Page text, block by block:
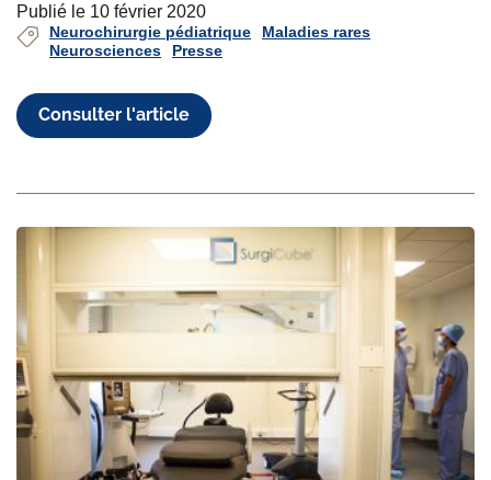
Publié le 10 février 2020
Neurochirurgie pédiatrique
Maladies rares
Neurosciences
Presse
Consulter l'article